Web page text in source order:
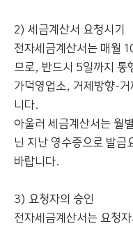
2) 세금계산서 요청시기
전자세금계산서는 매월
므로, 반드시 5일까지 통
가덕영업소, 거제방향-
니다.
아울러 세금계산서는 월
닌 지난 영수증으로 발급
바랍니다.
3) 요청자의 승인
전자세금계산서는 요청